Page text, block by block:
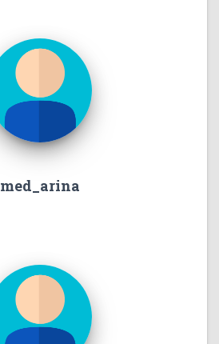
med_arina